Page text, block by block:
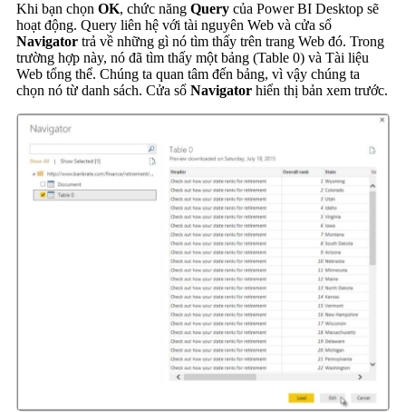
Khi bạn chọn OK, chức năng Query của Power BI Desktop sẽ
hoạt động. Query liên hệ với tài nguyên Web và cửa sổ
Navigator trả về những gì nó tìm thấy trên trang Web đó. Trong
trường hợp này, nó đã tìm thấy một bảng (Table 0) và Tài liệu
Web tổng thể. Chúng ta quan tâm đến bảng, vì vậy chúng ta
chọn nó từ danh sách. Cửa sổ Navigator hiển thị bản xem trước.